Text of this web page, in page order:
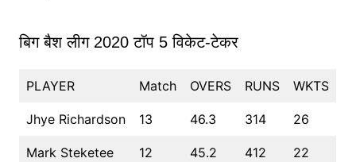
बिग बैश लीग 2020 टॉप 5 विकेट-टेकर
PLAYER Match OVERS RUNS WKTS
Jhye Richardson 13 46.3 314 26
Mark Steketee 12 45.2 412 22